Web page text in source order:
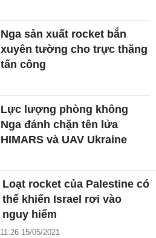
Nga sản xuất rocket bắn
xuyên tường cho trực thăng
tấn công
Lực lượng phòng không
Nga đánh chặn tên lửa
HIMARS và UAV Ukraine
Loạt rocket của Palestine có
thể khiến Israel rơi vào
nguy hiểm
11:26 15/05/2021